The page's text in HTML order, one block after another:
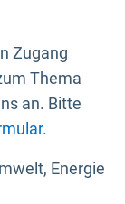
Zugang
Thema
an. Bitte
.
Energie